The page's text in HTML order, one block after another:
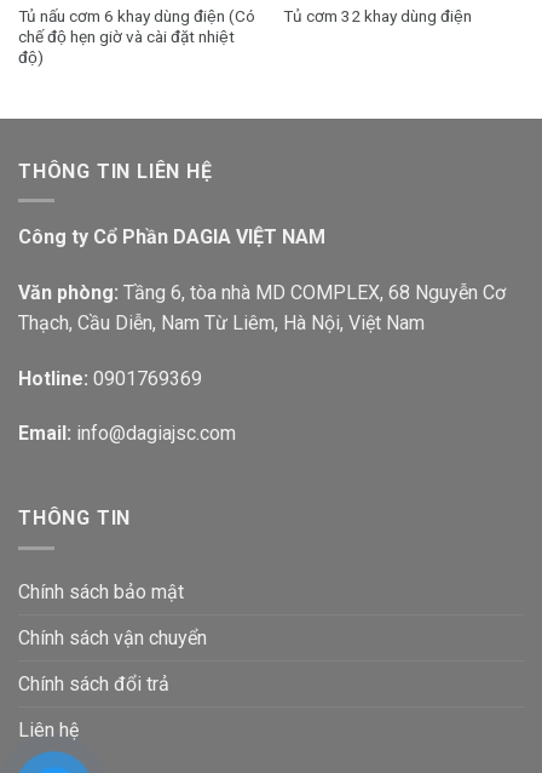
Tủ nấu cơm 6 khay dùng điện (Có
chế độ hẹn giờ và cài đặt nhiệt
độ)
Tủ cơm 32 khay dùng điện
THÔNG TIN LIÊN HỆ
Công ty Cổ Phần DAGIA VIỆT NAM
Văn phòng: Tầng 6, tòa nhà MD COMPLEX, 68 Nguyễn Cơ
Thạch, Cầu Diễn, Nam Từ Liêm, Hà Nội, Việt Nam
Hotline: 0901769369
Email: info@dagiajsc.com
THÔNG TIN
Chính sách bảo mật
Chính sách vận chuyển
Chính sách đổi trả
Liên hệ